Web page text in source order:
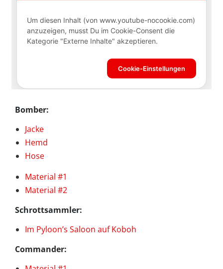
Bomber:
Jacke
Hemd
Hose
Material #1
Material #2
Schrottsammler:
Im Pyloon’s Saloon auf Koboh
Commander: